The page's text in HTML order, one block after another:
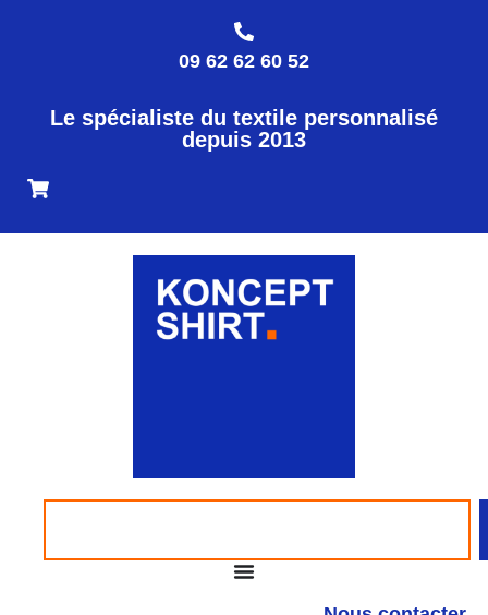
09 62 62 60 52
Le spécialiste du textile personnalisé
depuis 2013